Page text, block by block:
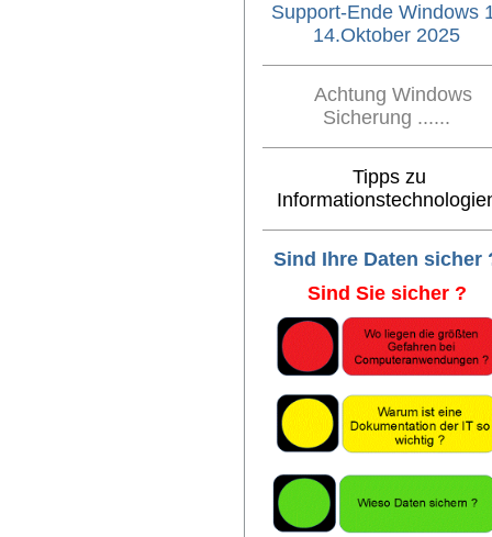
Support-Ende Windows
14.Oktober 2025
Achtung Windows
Sicherung ......
Tipps zu
Sind Ihre Daten sicher
Sind Sie sicher ?